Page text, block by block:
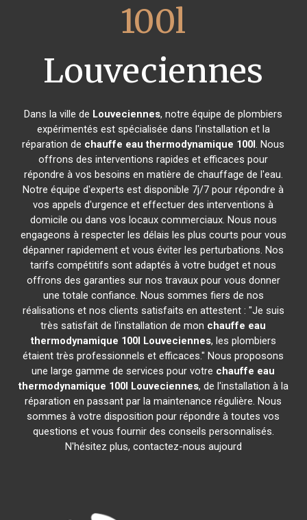
100l
Louveciennes
Dans la ville de Louveciennes, notre équipe de plombiers
expérimentés est spécialisée dans l'installation et la
réparation de chauffe eau thermodynamique 100l. Nous
offrons des interventions rapides et efficaces pour
répondre à vos besoins en matière de chauffage de l'eau.
Notre équipe d'experts est disponible 7j/7 pour répondre à
vos appels d'urgence et effectuer des interventions à
domicile ou dans vos locaux commerciaux. Nous nous
engageons à respecter les délais les plus courts pour vous
dépanner rapidement et vous éviter les perturbations. Nos
tarifs compétitifs sont adaptés à votre budget et nous
offrons des garanties sur nos travaux pour vous donner
une totale confiance. Nous sommes fiers de nos
réalisations et nos clients satisfaits en attestent : "Je suis
très satisfait de l'installation de mon chauffe eau
thermodynamique 100l Louveciennes, les plombiers
étaient très professionnels et efficaces." Nous proposons
une large gamme de services pour votre chauffe eau
thermodynamique 100l Louveciennes, de l'installation à la
réparation en passant par la maintenance régulière. Nous
sommes à votre disposition pour répondre à toutes vos
questions et vous fournir des conseils personnalisés.
N'hésitez plus, contactez-nous aujourd